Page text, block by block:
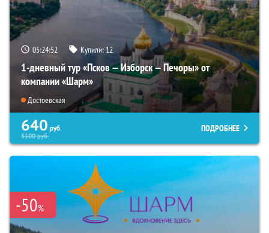
05:24:50 Купили:12
1-дневный тур «Псков — Изборск — Печоры» от
компании «Шарм»
Достоевская
640 руб.
5100руб.
ПОДРОБНЕЕ
-50%